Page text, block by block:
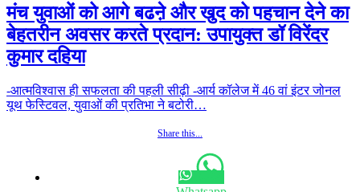
मंच युवाओं को आगे बढऩे और खुद को पहचान देने का
बेहतरीन अवसर करते प्रदान: उपायुक्त डॉ विरेंदर
कुमार दहिया
-आत्मविश्वास ही सफलता की पहली सीढ़ी -आर्य कॉलेज में 46 वां इंटर जोनल
यूथ फेस्टिवल, युवाओं की प्रतिभा ने बटोरी…
Share this...